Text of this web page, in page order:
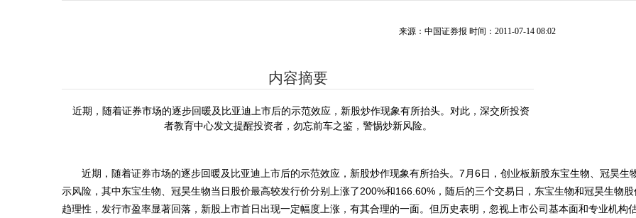
来源：中国证券报 时间：2011-07-14 08:02
内容摘要
近期，随着证券市场的逐步回暖及比亚迪上市后的示范效应，新股炒作现象有所抬头。对此，深交所投资
者教育中心发文提醒投资者，勿忘前车之鉴，警惕炒新风险。
近期，随着证券市场的逐步回暖及比亚迪上市后的示范效应，新股炒作现象有所抬头。7月6日，创业板新股东宝生物、冠昊生
示风险，其中东宝生物、冠昊生物当日股价最高较发行价分别上涨了200%和166.60%，随后的三个交易日，东宝生物和冠昊生物
趋理性，发行市盈率显著回落，新股上市首日出现一定幅度上涨，有其合理的一面。但历史表明，忽视上市公司基本面和专业机构